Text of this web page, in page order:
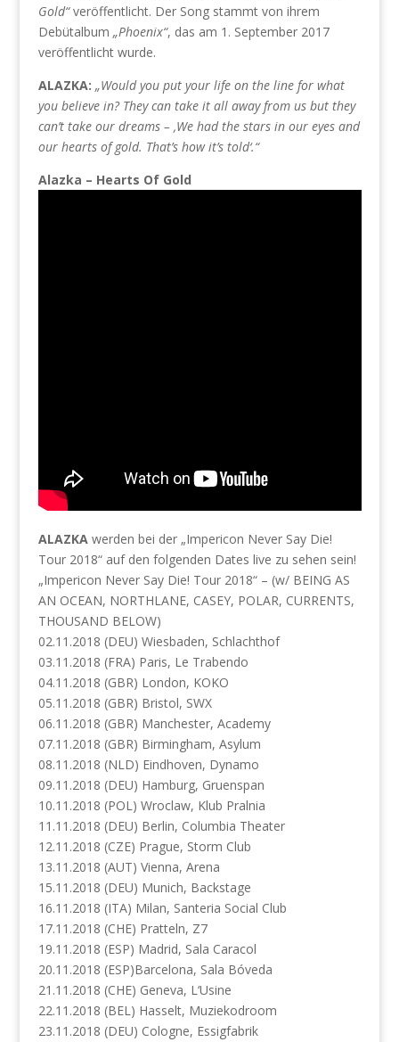
Gold“veröffentlicht. Der Song stammt von ihrem
Debütalbum „Phoenix“, das am 1. September 2017
veröffentlicht wurde.
ALAZKA: „Would you put your life on the line for what
you believe in? They can take it all away from us but they
can’t take our dreams – ‚We had the stars in our eyes and
our hearts of gold. That’s how it’s told‘.“
Alazka – Hearts Of Gold
ALAZKAwerden bei der „Impericon Never Say Die!
Tour 2018“ auf den folgenden Dates live zu sehen sein!
„Impericon Never Say Die! Tour 2018“ – (w/ BEING AS
AN OCEAN, NORTHLANE, CASEY, POLAR, CURRENTS,
THOUSAND BELOW)
02.11.2018 (DEU) Wiesbaden, Schlachthof
03.11.2018 (FRA) Paris, Le Trabendo
04.11.2018 (GBR) London, KOKO
05.11.2018 (GBR) Bristol, SWX
06.11.2018 (GBR) Manchester, Academy
07.11.2018 (GBR) Birmingham, Asylum
08.11.2018 (NLD) Eindhoven, Dynamo
09.11.2018 (DEU) Hamburg, Gruenspan
10.11.2018 (POL) Wroclaw, Klub Pralnia
11.11.2018 (DEU) Berlin, Columbia Theater
12.11.2018 (CZE) Prague, Storm Club
13.11.2018 (AUT) Vienna, Arena
15.11.2018 (DEU) Munich, Backstage
16.11.2018 (ITA) Milan, Santeria Social Club
17.11.2018 (CHE) Pratteln, Z7
19.11.2018 (ESP) Madrid, Sala Caracol
20.11.2018 (ESP)Barcelona, Sala Bóveda
21.11.2018 (CHE) Geneva, L‘Usine
22.11.2018 (BEL) Hasselt, Muziekodroom
23.11.2018 (DEU) Cologne, Essigfabrik